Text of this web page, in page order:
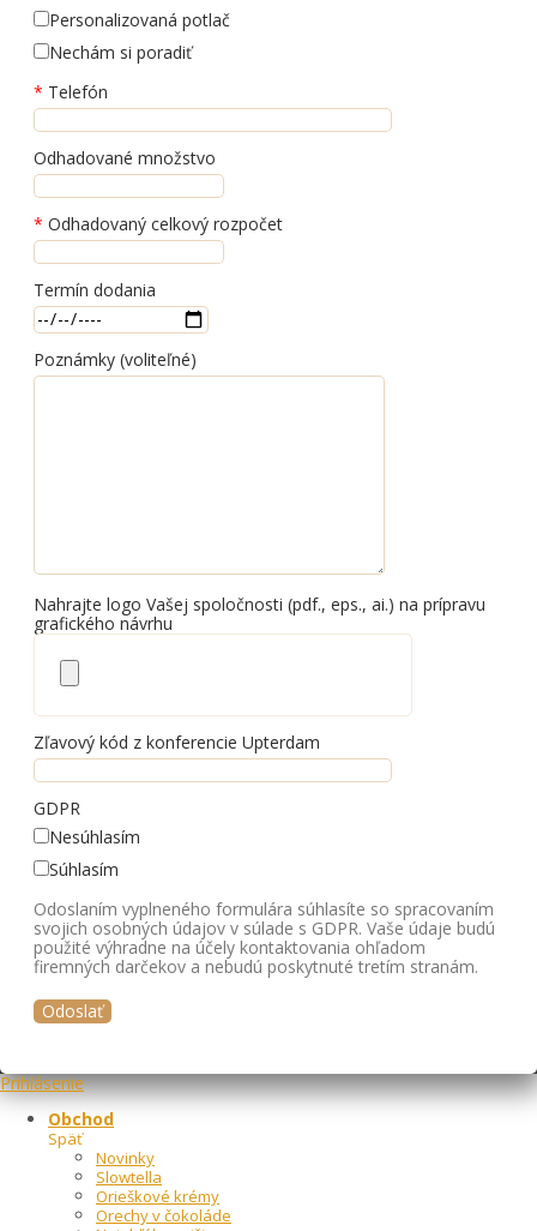
Personalizovaná potlač
Nechám si poradiť
Telefón
Odhadované množstvo
Odhadovaný celkový rozpočet
Termín dodania
Poznámky (voliteľné)
Nahrajte logo Vašej spoločnosti (pdf., eps., ai.) na prípravu
grafického návrhu
Zľavový kód z konferencie Upterdam
GDPR
Nesúhlasím
Súhlasím
Odoslaním vyplneného formulára súhlasíte so spracovaním
svojich osobných údajov v súlade s GDPR. Vaše údaje budú
použité výhradne na účely kontaktovania ohľadom
firemných darčekov a nebudú poskytnuté tretím stranám.
Prihlásenie
Obchod
Späť
Novinky
Slowtella
Orieškové krémy
Orechy v čokoláde